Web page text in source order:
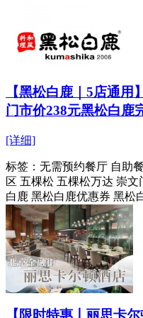
【黑松白鹿｜5店通
门市价238元黑松白鹿
[详细]
标签： 无需预约餐厅 自助
区 五棵松 五棵松万达 崇
白鹿 黑松白鹿优惠券 黑松